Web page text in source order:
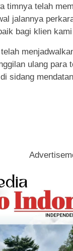
timnya telah
jalannya
bagi klien
ulang
sidang